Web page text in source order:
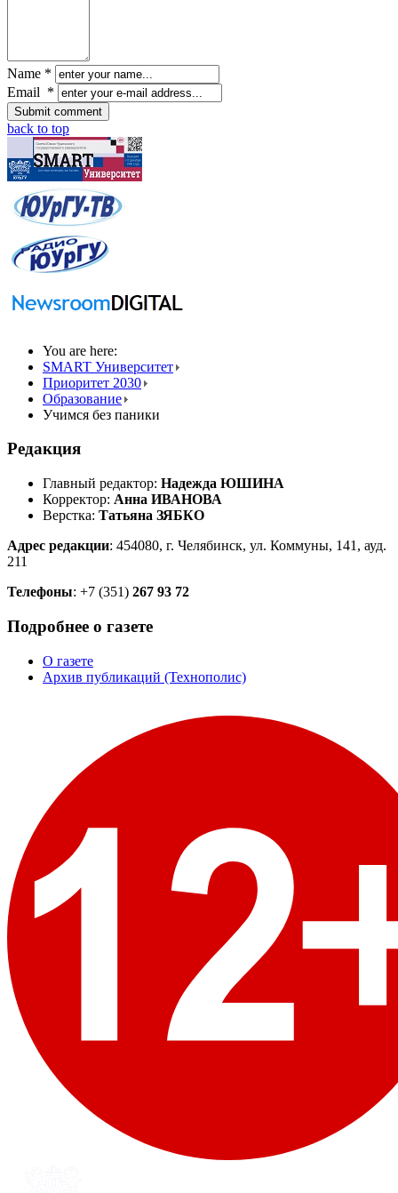
Name *
Email *
back to top
You are here:
SMART Университет
Приоритет 2030
Образование
Учимся без паники
Редакция
Главный редактор: Надежда ЮШИНА
Корректор: Анна ИВАНОВА
Верстка: Татьяна ЗЯБКО
Адрес редакции: 454080, г. Челябинск, ул. Коммуны, 141, ауд.
211
Телефоны: +7 (351) 267 93 72
Подробнее о газете
О газете
Архив публикаций (Технополис)